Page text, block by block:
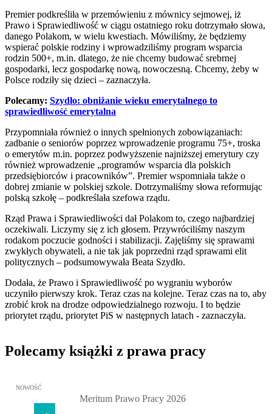
Premier podkreśliła w przemówieniu z mównicy sejmowej, iż
Prawo i Sprawiedliwość w ciągu ostatniego roku dotrzymało słowa,
danego Polakom, w wielu kwestiach. Mówiliśmy, że będziemy
wspierać polskie rodziny i wprowadziliśmy program wsparcia
rodzin 500+, m.in. dlatego, że nie chcemy budować srebrnej
gospodarki, lecz gospodarkę nową, nowoczesną. Chcemy, żeby w
Polsce rodziły się dzieci – zaznaczyła.
Polecamy: Szydło: obniżanie wieku emerytalnego to
sprawiedliwość emerytalna
Przypomniała również o innych spełnionych zobowiązaniach:
zadbanie o seniorów poprzez wprowadzenie programu 75+, troska
o emerytów m.in. poprzez podwyższenie najniższej emerytury czy
również wprowadzenie „programów wsparcia dla polskich
przedsiębiorców i pracowników”. Premier wspomniała także o
dobrej zmianie w polskiej szkole. Dotrzymaliśmy słowa reformując
polską szkołę – podkreślała szefowa rządu.
Rząd Prawa i Sprawiedliwości dał Polakom to, czego najbardziej
oczekiwali. Liczymy się z ich głosem. Przywróciliśmy naszym
rodakom poczucie godności i stabilizacji. Zajęliśmy się sprawami
zwykłych obywateli, a nie tak jak poprzedni rząd sprawami elit
politycznych – podsumowywała Beata Szydło.
Dodała, że Prawo i Sprawiedliwość po wygraniu wyborów
uczyniło pierwszy krok. Teraz czas na kolejne. Teraz czas na to, aby
zrobić krok na drodze odpowiedzialnego rozwoju. I to będzie
priorytet rządu, priorytet PiS w następnych latach - zaznaczyła.
Polecamy książki z prawa pracy
Przejdź do: Meritum Prawo Pracy 2026, Kazimierz Jaśkowski -
NOWOŚĆ
Meritum Prawo Pracy 2026